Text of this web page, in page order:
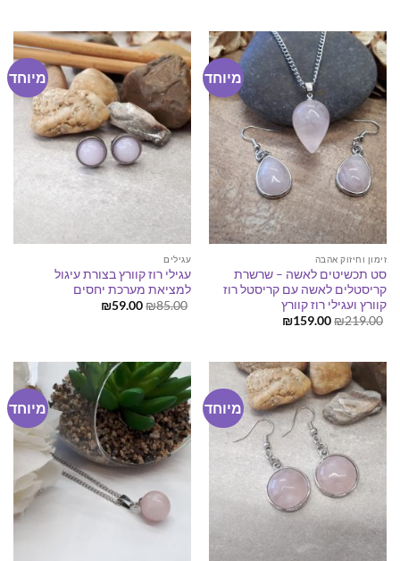
מיוחד
זימון וחיזוק אהבה
סט תכשיטים לאשה – שרשרת
קריסטלים לאשה עם קריסטל רוז
קוורץ ועגילי רוז קוורץ
₪219.00
המחיר ₪159.00
המחיר
מיוחד
עגילים
עגילי רוז קוורץ בצורת עיגול
למציאת מערכת יחסים
₪85.00
המחיר₪59.00
המחיר
מיוחד מיוחד